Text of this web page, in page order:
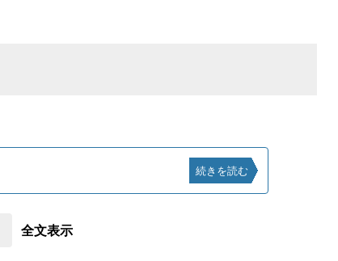
続きを読む
全文表示